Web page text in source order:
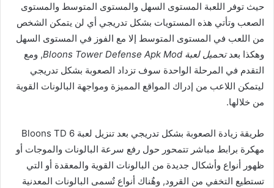
حيث توفر اللعبة المستوى السهل والمستوى المتوسط والمستوى
الصعب وتأتي هذه المستويات بشكل تدريجي أي لن يتمكن الشخص
من اللعب في المستوى المتوسط إلا مع الفوز في المستوى السهل
وهكذا بعدتحميل لعبة Bloons Tower Defense Apk Mod
, ومع
التقدم في المرحلة الواحدة سوف تزداد الصعوبة بشكل تدريجي
ليتمكن اللاعب من إدراك المواقع المميزة ومواجهة البالونات القوية
من خلالها.
طريقة زيادة الصعوبة بشكل تدريجي بعد تنزيل لعبة Bloons TD 6
مهكرة برابط مباشر تتمحور حول رفع سرعة البالونات والموجات أو
ظهور أنواع وأشكال جديدة من البالونات القوية والمعقدة أو التي
تستطيع التخفي من القرود, وهٌناك أنواع تٌسمى البالونات المعدنية